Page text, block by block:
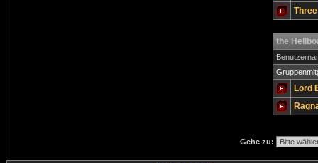
the
Lord
Gehe zu: